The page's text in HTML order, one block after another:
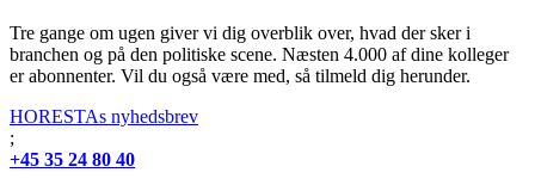
Tre gange om ugen giver vi dig overblik over, hvad der sker i
branchen og på den politiske scene. Næsten 4.000 af dine kolleger
er abonnenter. Vil du også være med, så tilmeld dig herunder.
HORESTAs nyhedsbrev
;
+45 35 24 80 40